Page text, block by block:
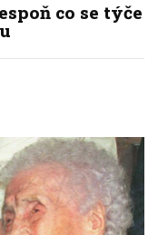
co se týče